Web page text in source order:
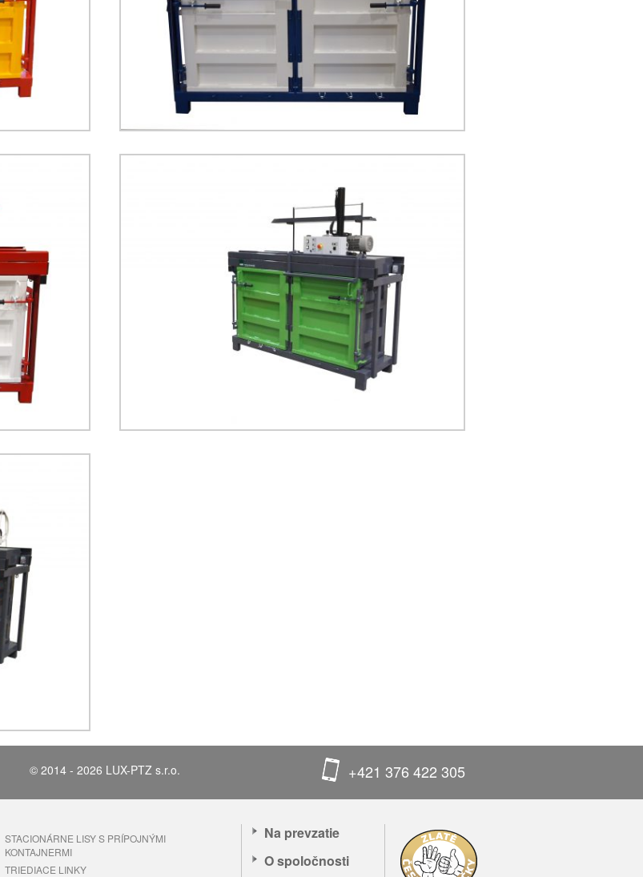
© 2014 - 2026 LUX-PTZ s.r.o. +421 376 422 305
STACIONÁRNE LISY S PRÍPOJNÝMI
KONTAJNERMI
TRIEDIACE LINKY
Na prevzatie
O spoločnosti